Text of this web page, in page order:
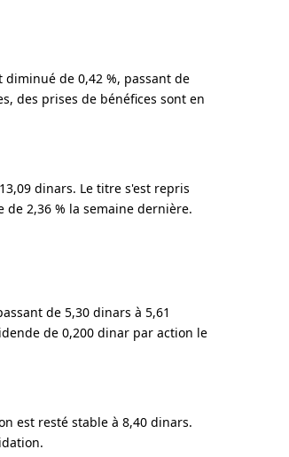
de 0,42 %, passant de
des prises de bénéfices sont en
dinars. Le titre s'est repris
2,36 % la semaine dernière.
de 5,30 dinars à 5,61
de 0,200 dinar par action le
est resté stable à 8,40 dinars.